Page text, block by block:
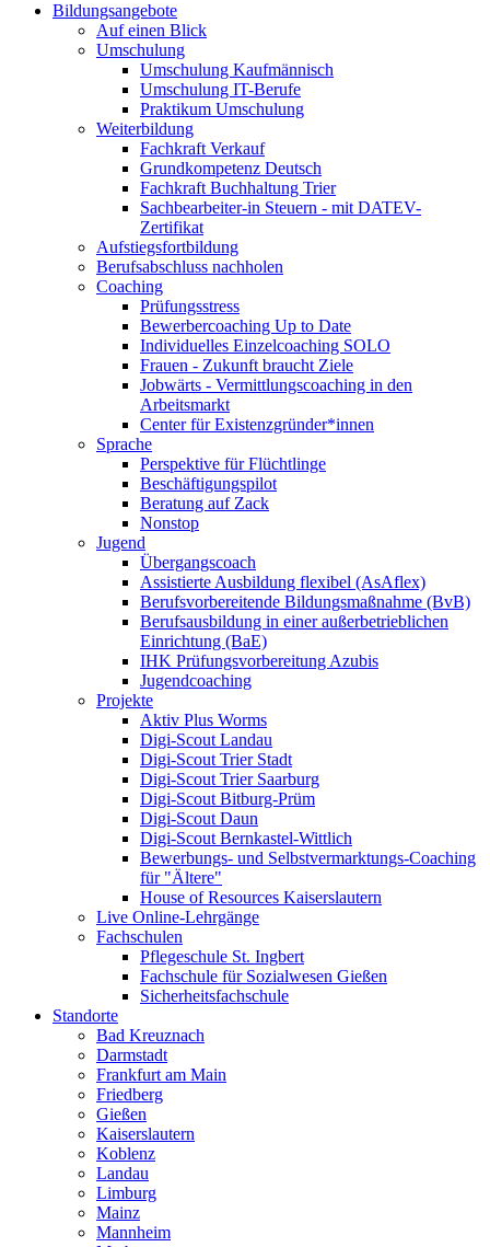
Bildungsangebote
Auf einen Blick
Umschulung
Umschulung Kaufmännisch
Umschulung IT-Berufe
Praktikum Umschulung
Weiterbildung
Fachkraft Verkauf
Grundkompetenz Deutsch
Fachkraft Buchhaltung Trier
Sachbearbeiter-in Steuern - mit DATEV-
Zertifikat
Aufstiegsfortbildung
Berufsabschluss nachholen
Coaching
Prüfungsstress
Bewerbercoaching Up to Date
Individuelles Einzelcoaching SOLO
Frauen - Zukunft braucht Ziele
Jobwärts - Vermittlungscoaching in den
Arbeitsmarkt
Center für Existenzgründer*innen
Sprache
Perspektive für Flüchtlinge
Beschäftigungspilot
Beratung auf Zack
Nonstop
Jugend
Übergangscoach
Assistierte Ausbildung flexibel (AsAflex)
Berufsvorbereitende Bildungsmaßnahme (BvB)
Berufsausbildung in einer außerbetrieblichen
Einrichtung (BaE)
IHK Prüfungsvorbereitung Azubis
Jugendcoaching
Projekte
Aktiv Plus Worms
Digi-Scout Landau
Digi-Scout Trier Stadt
Digi-Scout Trier Saarburg
Digi-Scout Bitburg-Prüm
Digi-Scout Daun
Digi-Scout Bernkastel-Wittlich
Bewerbungs- und Selbstvermarktungs-Coaching
für "Ältere"
House of Resources Kaiserslautern
Live Online-Lehrgänge
Fachschulen
Pflegeschule St. Ingbert
Fachschule für Sozialwesen Gießen
Sicherheitsfachschule
Standorte
Bad Kreuznach
Darmstadt
Frankfurt am Main
Friedberg
Gießen
Kaiserslautern
Koblenz
Landau
Limburg
Mainz
Mannheim